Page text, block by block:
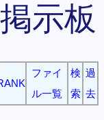
示板
ファイ
ル一覧
検
索
過
去